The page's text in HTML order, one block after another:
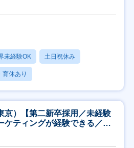
未経験OK 土日祝休み
育休あり
京）【第二新卒採用／未経験
ケティングが経験できる／研